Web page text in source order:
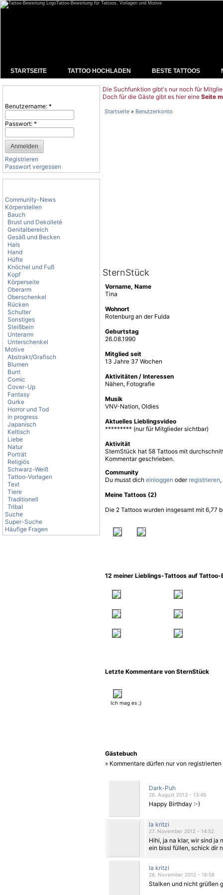
Tattoo-Bewertung für Tattoos, Vorlagen und Motive
STARTSEITE TATTOO HOCHLADEN BESTE TATTOOS
Benutzername: *
Passwort: *
Registrieren
Passwort vergessen
Community-News
Körperstellen
Bauch
Brust und Dekolleté
Genitalbereich
Gesäß und Becken
Hals
Hand
Hüfte
Knöchel und Fuß
Kopf
Körperseite
Oberarm
Oberschenkel
Rücken
Schulter
Sonstiges
Steißbein
Unterarm
Unterschenkel
Motive
Abstrakt/Grafisch
Blumen
Bunt
Comic
Cover-Up
Fantasy
Gurke
Horror und Tod
in progress
Japanisch
Keltisch
Liebe
Natur
Porträt
Religiös
Schwarz-Weiß
Tattoo-Vorlagen
Text
Tiere
Traditionell
Tribal
Suche
Super-Suche
Häufige Fragen
Die Suchfunktion gibt's nur noch für
Doch für die Gäste gibt es hier eine Seite
Startseite » Benutzerkonto
SternStück
Vorname, Name
Tina
Wohnort
Rotenburg an der Fulda
Geburtstag
26.08.1990
Mitglied seit
13 Jahre 37 Wochen
Aktivitäten / Interessen
Nähen, Fotografie
Musik
VNV-Nation, Oldies
Aktuelles Lieblingsvideo
********* (nur für Mitglieder sichtbar)
Aktivität
SternStück hat 58 Tattoos mit
Kommentar geschrieben.
Community
Du musst dich einloggen oder registrieren
Meine Tattoos (2)
Die 2 Tattoos wurden insgesamt mit 6,77
12 meiner Lieblings-Tattoos auf
Letzte Kommentare von SternStück
Ich mag es ;)
Gästebuch
» Kommentare dürfen nur von
Dark-Puh
26. August 2013 - 13:45
Happy Birthday :-)
la kritzi
27. November 2012 - 14:52
Hihi, ja na klar, wir sind ja
ein bissl füllen, schick dir
la kritzi
26. November 2012 - 16:56
Stalken und nicht grüßen